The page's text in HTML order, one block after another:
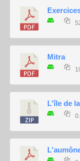
Mitra
L'île de